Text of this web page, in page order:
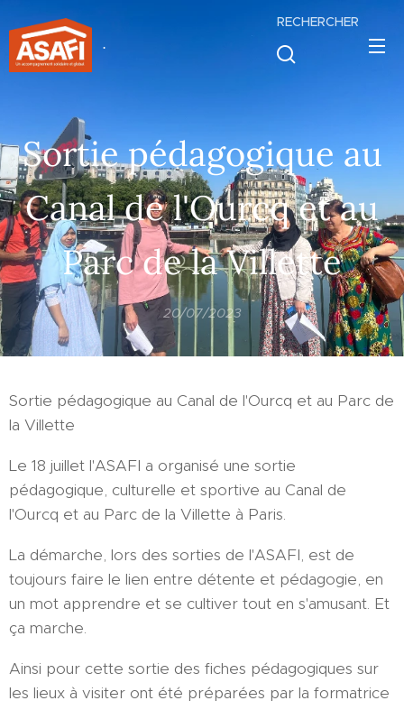
.
RECHERCHER
Sortie pédagogique au
Canal de l'Ourcq et au
Parc de la Villette
20/07/2023
Sortie pédagogique au Canal de l'Ourcq et au Parc de
la Villette
Le 18 juillet l'ASAFI a organisé une sortie
pédagogique, culturelle et sportive au Canal de
l'Ourcq et au Parc de la Villette à Paris.
La démarche, lors des sorties de l'ASAFI, est de
toujours faire le lien entre détente et pédagogie, en
un mot apprendre et se cultiver tout en s'amusant. Et
ça marche.
Ainsi pour cette sortie des fiches pédagogiques sur
les lieux à visiter ont été préparées par la formatrice